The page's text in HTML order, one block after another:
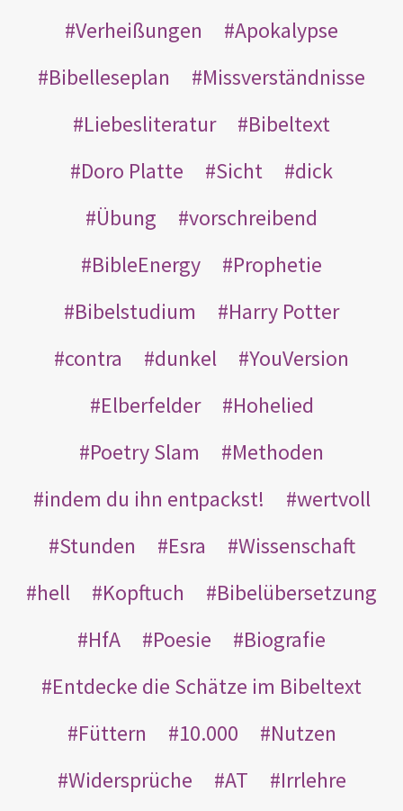
Verheißungen
Apokalypse
Bibelleseplan
Missverständnisse
Liebesliteratur
Bibeltext
Doro Platte
Sicht
dick
Übung
vorschreibend
BibleEnergy
Prophetie
Bibelstudium
Harry Potter
contra
dunkel
YouVersion
Elberfelder
Hohelied
Poetry Slam
Methoden
indem du ihn entpackst!
wertvoll
Stunden
Esra
Wissenschaft
hell
Kopftuch
Bibelübersetzung
HfA
Poesie
Biografie
Entdecke die Schätze im Bibeltext
Füttern
10.000
Nutzen
Widersprüche
AT
Irrlehre